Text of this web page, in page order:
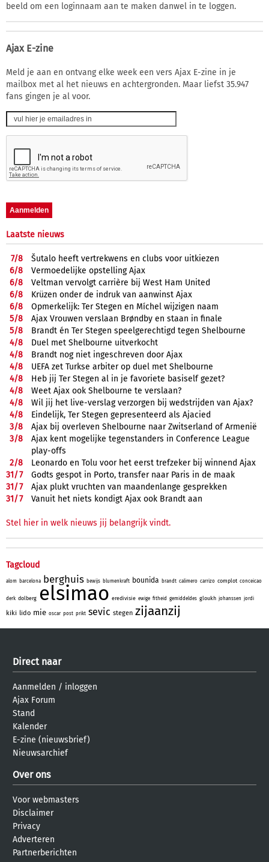
beeld om een loginnaam aan te maken danwel in te loggen.
Ajax E-zine
Meld je aan en ontvang elke week een vers Ajax E-zine in je
mailbox met al het nieuws en achtergronden. Maar liefst 35.947
fans gingen je al voor.
Laatste nieuws
7/8
Šutalo heeft vertrekwens en clubs voor uitkiezen
6/8
Vermoedelijke opstelling Ajax
6/8
Veltman vervolgt carrière bij West Ham United
6/8
Krüzen onder de indruk van aanwinst Ajax
6/8
Opmerkelijk: Ter Stegen en Míchel wijzigen naam
5/8
Ajax Vrouwen verslaan Brøndby en staan in finale
5/8
Brandt én Ter Stegen speelgerechtigd tegen Shelbourne
4/8
Duel met Shelbourne uitverkocht
4/8
Brandt nog niet ingeschreven door Ajax
4/8
UEFA zet Turkse arbiter op duel met Shelbourne
4/8
Heb jij Ter Stegen al in je favoriete basiself gezet?
4/8
Weet Ajax ook Shelbourne te verslaan?
4/8
Wil jij het live-verslag verzorgen bij wedstrijden van Ajax?
4/8
Eindelijk, Ter Stegen gepresenteerd als Ajacied
3/8
Ajax bij overleven Shelbourne naar Zwitserland of Armenië
3/8
Ajax kent mogelijke tegenstanders in Conference League
play-offs
2/8
Leonardo en Tolu voor het eerst trefzeker bij winnend Ajax
31/7
Godts gespot in Porto, transfer naar Paris in de maak
31/7
Ajax plukt vruchten van maandenlange gesprekken
31/7 Vanuit het niets kondigt Ajax ook Brandt aan
Stel hier in welk nieuws jij belangrijk vindt.
Tagcloud
alom barcelona berghuis bewijs blumenkraft bounida brandt calimero carrizo complot conceicao
derk dolberg elsimao eredivisie ewige fitheid gemiddeldes gloukh johanssen jordi
kiki lido mie oscar post prikt sevic stegen zijaanzij
Direct naar
Aanmelden / inloggen
Ajax Forum
Stand
Kalender
E-zine (nieuwsbrief)
Nieuwsarchief
Over ons
Voor webmasters
Disclaimer
Privacy
Adverteren
Partnerberichten